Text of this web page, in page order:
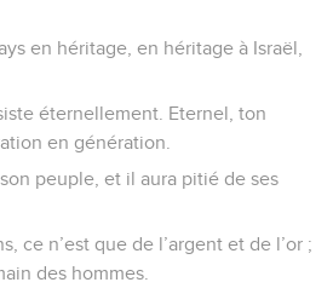
en héritage, en héritage à Israël,
éternellement. Eternel, ton
en génération.
peuple, et il aura pitié de ses
ce n’est que de l’argent et de l’or ;
des hommes.